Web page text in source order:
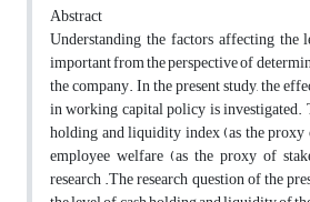
Abstract
Understanding the factors affecting
important from the perspective of
the company. In the present study, the
in working capital policy is investigated.
holding and liquidity index (as the
employee welfare (as the proxy of
research .The research question of the